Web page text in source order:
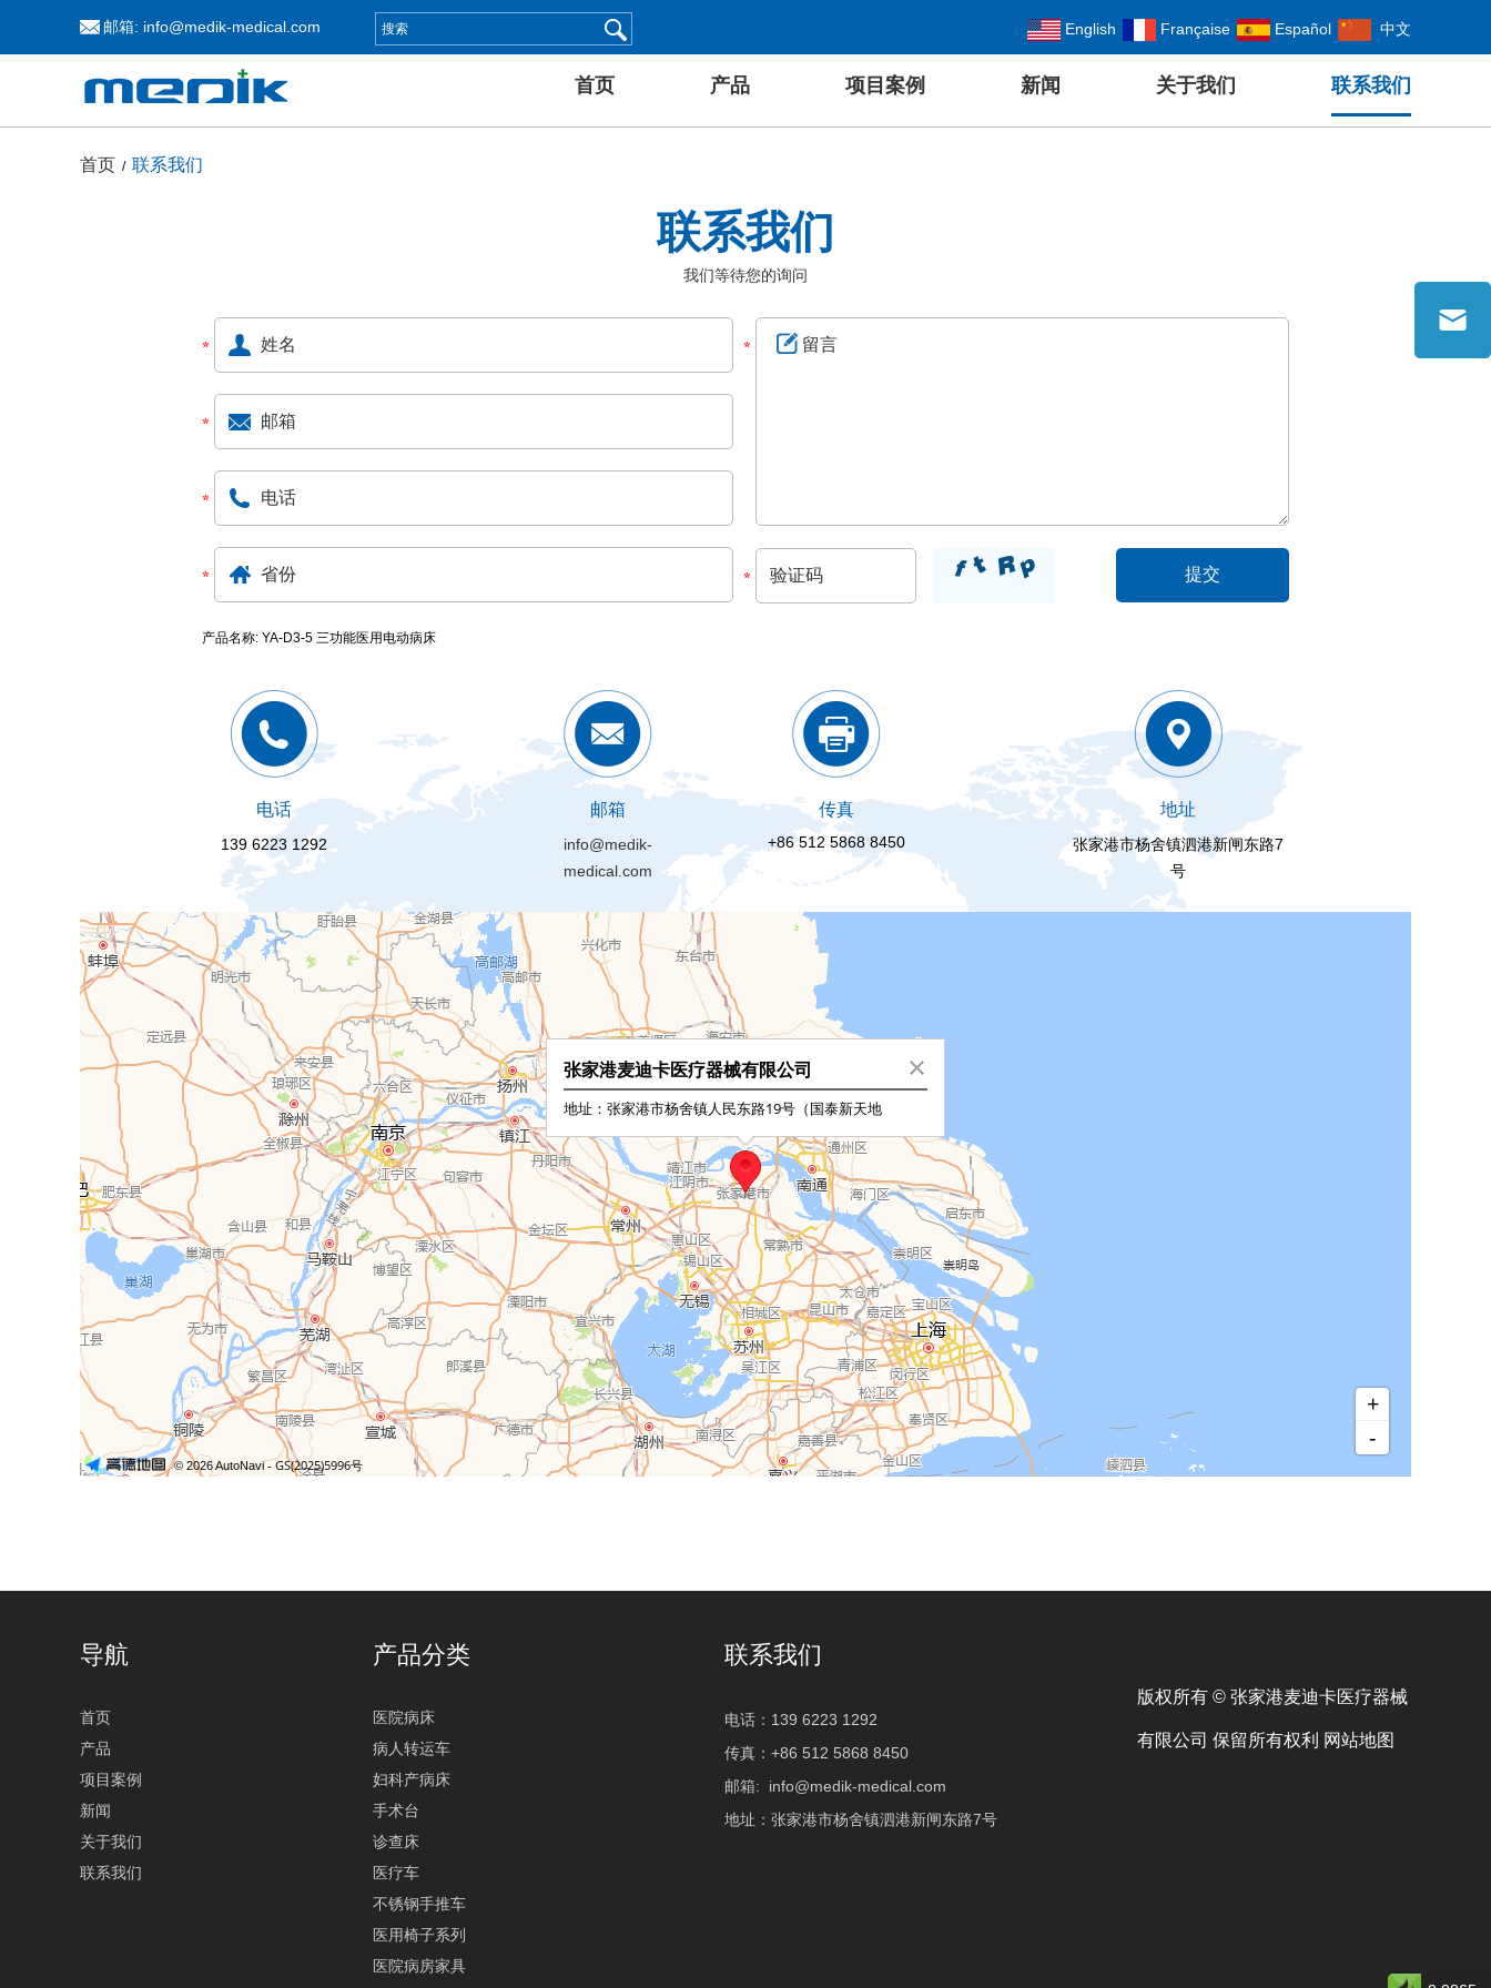
邮箱: info@medik-medical.com English Française Español 中文
首页 产品 项目案例 新闻 关于我们 联系我们
首页 / 联系我们
联系我们
我们等待您的询问
产品名称: YA-D3-5 三功能医用电动病床
电话
139 6223 1292
邮箱
info@medik-
medical.com
传真
+86 512 5868 8450
地址
张家港市杨舍镇泗港新闸东路7
号
导航
首页
产品
项目案例
新闻
关于我们
联系我们
产品分类
医院病床
病人转运车
妇科产病床
手术台
诊查床
医疗车
不锈钢手推车
医用椅子系列
医院病房家具
联系我们
电话：139 6223 1292
传真：+86 512 5868 8450
邮箱: info@medik-medical.com
地址：张家港市杨舍镇泗港新闸东路7号
版权所有 © 张家港麦迪卡医疗器械
有限公司 保留所有权利 网站地图